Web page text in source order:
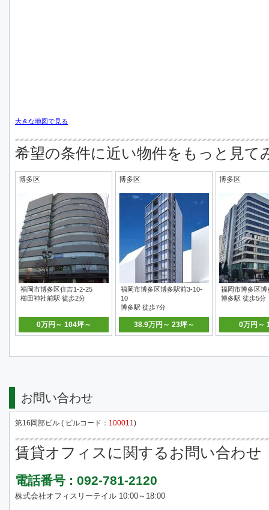
大きな地図で見る
希望の条件に近い物件をもっと見て
博多区
福岡市博多区住吉1-2-25
櫛田神社前駅 徒歩2分
0万円～ 104坪～
博多区
福岡市博多区博多駅前3-10-
10
博多駅 徒歩7分
38.9万円～ 23坪～
博多区
福岡市博多区
博多駅 徒歩5分
0万円～
お問い合わせ
第16岡部ビル ( ビルコード： 100011)
賃貸オフィスに関するお問い合わせ
電話番号 : 092-781-2120
株式会社オフィスリーテイル 10:00～18:00